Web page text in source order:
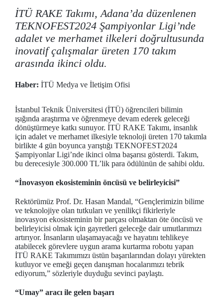
İTÜ RAKE Takımı, Adana’da düzenlenen
TEKNOFEST2024 Şampiyonlar Ligi’nde
adalet ve merhamet ilkeleri doğrultusunda
inovatif çalışmalar üreten 170 takım
arasında ikinci oldu.
Haber: İTÜ Medya ve İletişim Ofisi
İstanbul Teknik Üniversitesi (İTÜ) öğrencileri bilimin
ışığında araştırma ve öğrenmeye devam ederek geleceği
dönüştürmeye katkı sunuyor. İTÜ RAKE Takımı, insanlık
için adalet ve merhamet ilkesiyle teknoloji üreten 170 takımla
birlikte 4 gün boyunca yarıştığı TEKNOFEST2024
Şampiyonlar Ligi’nde ikinci olma başarısı gösterdi. Takım,
bu derecesiyle 300.000 TL’lik para ödülünün de sahibi oldu.
“İnovasyon ekosisteminin öncüsü ve belirleyicisi”
Rektörümüz Prof. Dr. Hasan Mandal, “Gençlerimizin bilime
ve teknolojiye olan tutkuları ve yenilikçi fikirleriyle
inovasyon ekosisteminin bir parçası olmaktan öte öncüsü ve
belirleyicisi olmak için gayretleri geleceğe dair umutlarımızı
artırıyor. İnsanların ulaşamayacağı ve hayatını tehlikeye
atabilecek görevlere uygun arama kurtarma robotu yapan
İTÜ RAKE Takımımızı üstün başarılarından dolayı yürekten
kutluyor ve emeği geçen danışman hocalarımızı tebrik
ediyorum,” sözleriyle duyduğu sevinci paylaştı.
“Umay” aracı ile gelen başarı